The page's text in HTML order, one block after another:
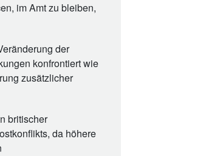
im Amt zu bleiben,
der
konfrontiert wie
zusätzlicher
britischer
da höhere